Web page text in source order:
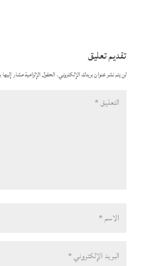
تقديم تعليق
لن يتم نشر عنوان بريدك الإلكتروني. الحقول الإلزامية مشار إليها